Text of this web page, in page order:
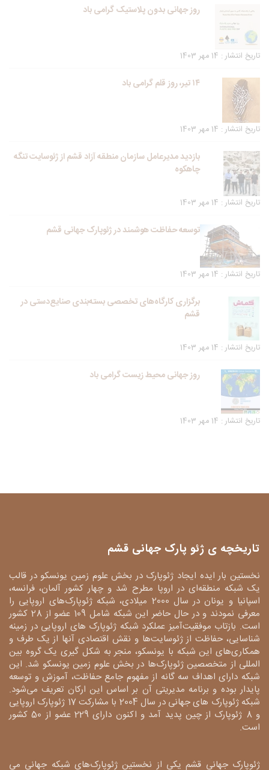
روز جهانی بدون پلاستیک گرامی باد
تاریخ انتشار : 14 مهر 1403
۱۴ تیر، روز قلم گرامی باد
تاریخ انتشار : 14 مهر 1403
بازدید مدیرعامل سازمان منطقه آزاد قشم از ژئوسایت تنگه
چاهکوه
تاریخ انتشار : 14 مهر 1403
توسعه حفاظت هوشمند در ژئوپارک جهانی قشم
تاریخ انتشار : 14 مهر 1403
برگزاری کارگاه‌های تخصصی بسته‌بندی صنایع‌دستی در
قشم
تاریخ انتشار : 14 مهر 1403
روز جهانی محیط زیست گرامی باد
تاریخ انتشار : 14 مهر 1403
تاریخچه ی ژئو پارک جهانی قشم
نخستین بار ایده ایجاد ژئوپارک در بخش علوم زمین یونسکو در قالب
یک شبکه منطقه‌ای در اروپا مطرح شد و چهار کشور آلمان، فرانسه،
اسپانیا و یونان در سال 2000 میلادی، شبکه ژئوپارک‌های اروپایی را
معرفی نمودند و در حال حاضر این شبکه شامل 109 عضو از 28 کشور
است. بازتاب موفقیت‌آمیز عملکرد شبکه ژئوپارک های اروپایی در زمینه
شناسایی، حفاظت از ژئوسایت‌ها و نقش اقتصادی آنها از یک طرف و
همکاری‌های این شبکه با یونسکو، منجر به شکل گیری یک گروه بین
المللی از متخصصین ژئوپارک‌ها در بخش علوم زمین یونسکو شد. این
شبکه دارای اهداف سه گانه از مفهوم جامع حفاظت، آموزش و توسعه
پایدار بوده و برنامه مدیریتی آن بر اساس این ارکان تعریف می‌شود.
شبکه ژئوپارک های جهانی در سال 2004 با مشارکت 17 ژئوپارک اروپایی
و 8 ژئوپارک از چین پدید آمد و اکنون دارای 229 عضو از 50 کشور
است.
ژئوپارک جهانی قشم یکی از نخستین ژئوپارک‌های شبکه جهانی می